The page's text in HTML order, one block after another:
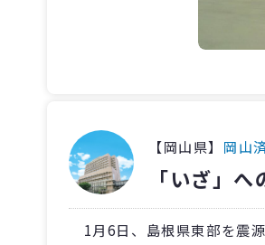
【岡山県】 岡山
「いざ」
1月6日、島根県東部を震